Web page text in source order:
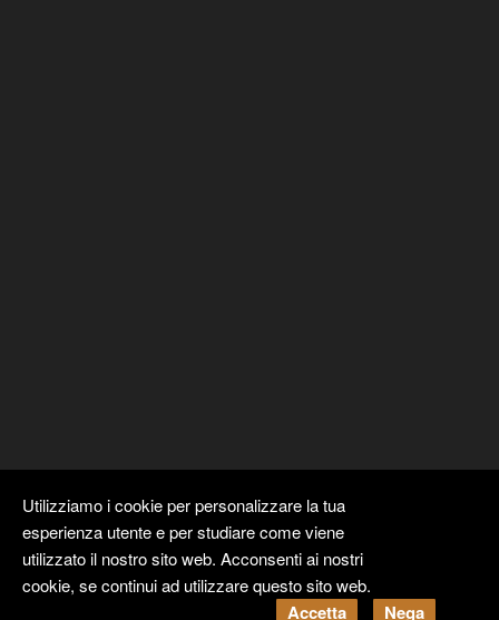
Copyright © Kyuubi Cloud SolutionbySTUDIO 99. Tutti i diritti
Utilizziamo i cookie per personalizzare la tua
esperienza utente e per studiare come viene
utilizzato il nostro sito web. Acconsenti ai nostri
cookie, se continui ad utilizzare questo sito web.
Accetta Nega